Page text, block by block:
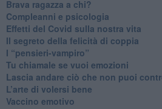
​Brava ragazza a chi?
​Compleanni e psicologia
Effetti del Covid sulla nostra vita
Il segreto della felicità di coppia
​I “pensieri-vampiro”
​Tu chiamale se vuoi emozioni
​Lascia andare ciò che non puoi
L’arte di volersi bene
​Vaccino emotivo